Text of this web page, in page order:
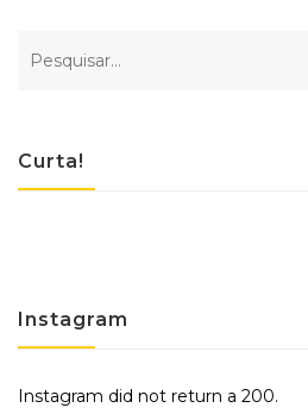
Curta!
Instagram
Instagram did not return a 200.